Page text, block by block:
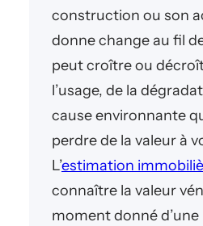
construction ou son
donne change au fil
peut croître ou
l’usage, de la
cause environnante
perdre de la valeur à
L’estimation
connaître la valeur
moment donné